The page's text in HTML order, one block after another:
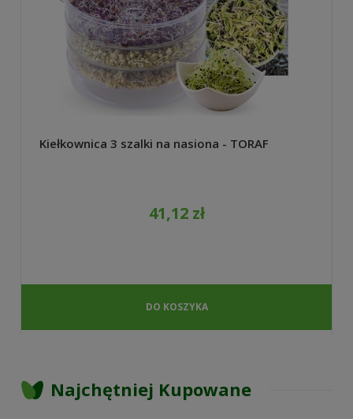
Kiełkownica 3 szalki na nasiona - TORAF
41,12 zł
DO KOSZYKA
Najchętniej Kupowane